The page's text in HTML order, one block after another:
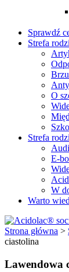
Sprawdź
Strefa
O
Strefa
E-
W
Warto
Strona główna >
ciastolina
Lawendowa